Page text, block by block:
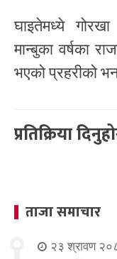
घाइतेमध्ये
मान्बुका वर्षका
भएको प्रहरीको
प्रतिक्रिया
ताजा समाचार
२३ श्रावण